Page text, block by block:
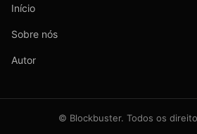
Início
Sobre nós
Autor
© Blockbuster. Todos os